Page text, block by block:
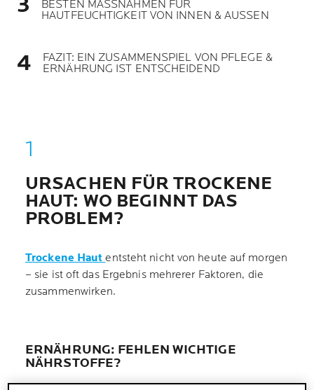
BESTEN MASSNAHMEN FÜR
HAUTFEUCHTIGKEIT VON INNEN & AUSSEN
FAZIT: EIN ZUSAMMENSPIEL VON PFLEGE &
ERNÄHRUNG IST ENTSCHEIDEND
URSACHEN FÜR TROCKENE
HAUT: WO BEGINNT DAS
PROBLEM?
Trockene Hautentsteht nicht von heute auf morgen
– sie ist oft das Ergebnis mehrerer Faktoren, die
zusammenwirken.
ERNÄHRUNG: FEHLEN WICHTIGE
NÄHRSTOFFE?